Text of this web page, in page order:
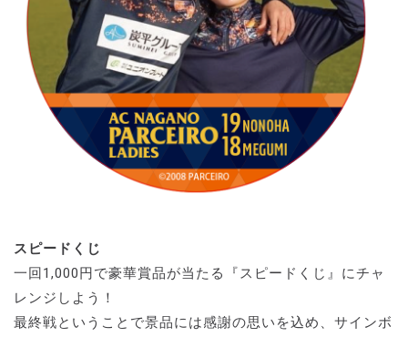
スピードくじ
一回1,000円で豪華賞品が当たる『スピードくじ』にチャ
レンジしよう！
最終戦ということで景品には感謝の思いを込め、サインボ